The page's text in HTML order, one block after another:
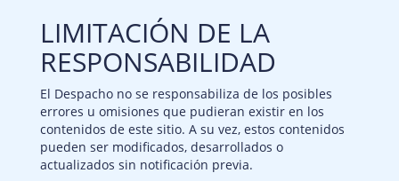
LIMITACIÓN DE LA
RESPONSABILIDAD
El Despacho no se responsabiliza de los posibles
errores u omisiones que pudieran existir en los
contenidos de este sitio. A su vez, estos contenidos
pueden ser modificados, desarrollados o
actualizados sin notificación previa.